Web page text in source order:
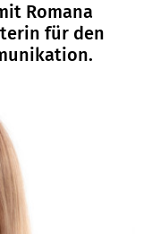
Romana
für den